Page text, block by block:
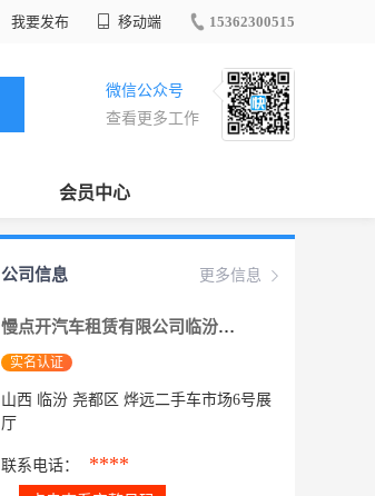
我要发布 移动端 15362300515
微信公众号
查看更多工作
会员中心
更多信息
公司信息
慢点开汽车租赁有限公司临汾分公司
实名认证
山西 临汾 尧都区 烨远二手车市场6号展
厅
联系电话： ****